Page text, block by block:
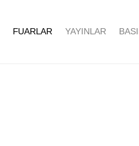
FUARLAR YAYINLAR